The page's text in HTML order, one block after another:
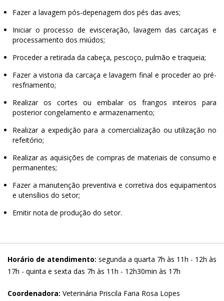
Fazer a lavagem pós-depenagem dos pés das aves;
Iniciar o processo de evisceração, lavagem das carcaças e
processamento dos miúdos;
Proceder a retirada da cabeça, pescoço, pulmão e traqueia;
Fazer a vistoria da carcaça e lavagem final e proceder ao pré-
resfriamento;
Realizar os cortes ou embalar os frangos inteiros para
posterior congelamento e armazenamento;
Realizar a expedição para a comercialização ou utilização no
refeitório;
Realizar as aquisições de compras de materiais de consumo e
permanentes;
Fazer a manutenção preventiva e corretiva dos equipamentos
e utensílios do setor;
Emitir nota de produção do setor.
Horário de atendimento: segunda a quarta 7h às 11h - 12h às
17h - quinta e sexta das 7h às 11h - 12h30min às 17h
Coordenadora: Veterinária Priscila Faria Rosa Lopes